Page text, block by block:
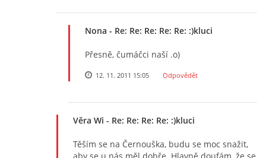
Nona - Re: Re: Re: Re: Re: :)kluci
Přesně, čumáčci naší .o)
12. 11. 2011 15:05 Odpovědět
Věra Wi - Re: Re: Re: Re: :)kluci
Těším se na Černouška, budu se moc snažit,